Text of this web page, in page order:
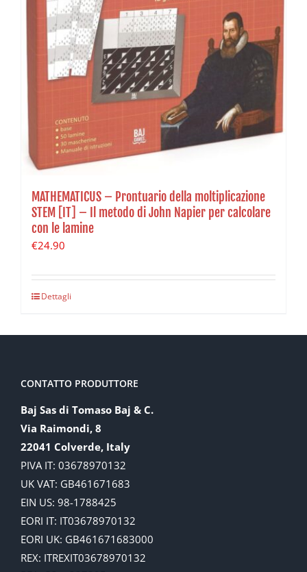
MATHEMATICUS – Prontuario della moltiplicazione
STEM [IT] – Il metodo di John Napier per calcolare
con le lamine
€24.90
Dettagli
CONTATTO PRODUTTORE
Baj Sas di Tomaso Baj & C.
Via Raimondi, 8
22041 Colverde, Italy
PIVA IT: 03678970132
UK VAT: GB461671683
EIN US: 98-1788425
EORI IT: IT03678970132
EORI UK: GB461671683000
REX: ITREXIT03678970132